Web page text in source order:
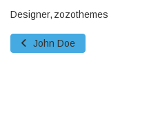
Designer zozothemes
John Doe